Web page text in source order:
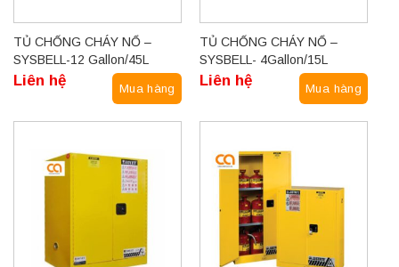
TỦ CHỐNG CHÁY NỔ –
SYSBELL-12 Gallon/45L
Liên hệ Mua hàng
TỦ CHỐNG CHÁY NỔ –
SYSBELL- 4Gallon/15L
Liên hệ Mua hàng